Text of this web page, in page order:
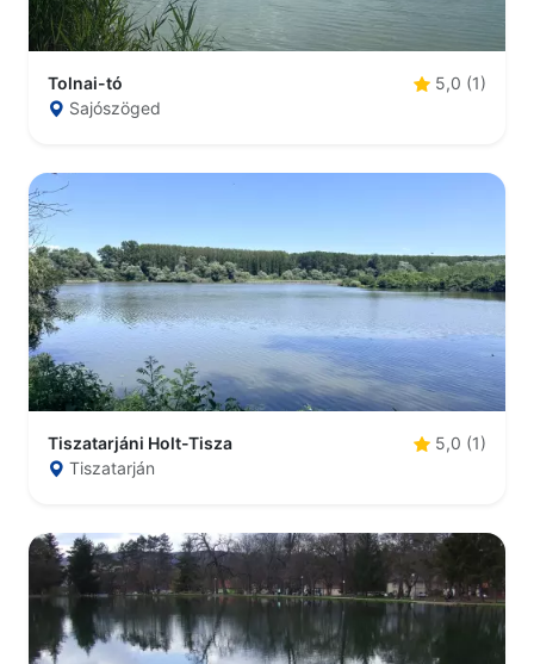
Tolnai-tó
5,0 (1)
Sajószöged
Tiszatarjáni Holt-Tisza
5,0 (1)
Tiszatarján